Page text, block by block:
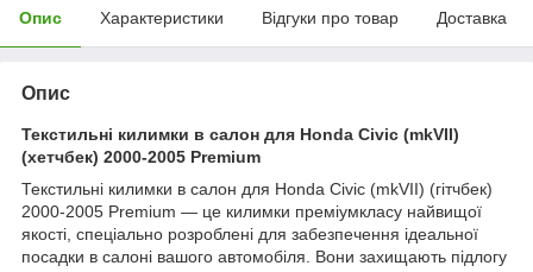
Опис Характеристики Відгуки про товар Доставка
Опис
Текстильні килимки в салон для Honda Civic (mkVII)
(хетчбек) 2000-2005 Premium
Текстильні килимки в салон для Honda Civic (mkVII) (гітчбек)
2000-2005 Premium — це килимки преміумкласу найвищої
якості, спеціально розроблені для забезпечення ідеальної
посадки в салоні вашого автомобіля. Вони захищають підлогу